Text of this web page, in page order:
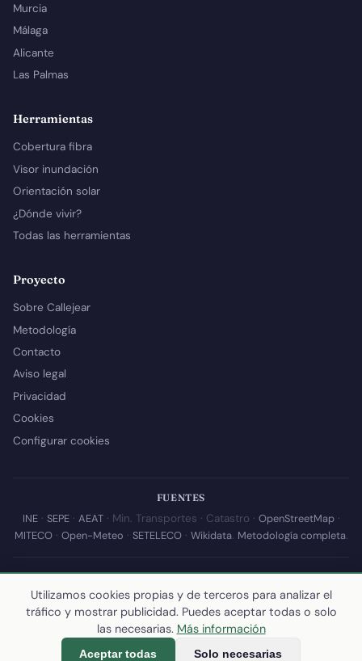
Murcia
Málaga
Alicante
Las Palmas
Herramientas
Cobertura fibra
Visor inundación
Orientación solar
¿Dónde vivir?
Todas las herramientas
Proyecto
Sobre Callejear
Metodología
Contacto
Aviso legal
Privacidad
Cookies
Configurar cookies
FUENTES
INE· SEPE· AEAT· Min. Transportes · Catastro · OpenStreetMap·
MITECO· Open-Meteo · SETELECO· Wikidata. Metodología completa.
© 2026 Callejear.com — Directorio municipal de España con datos
abiertos. Desarrollado y mantenido porYoel Castaño.
Última actualización de esta página:10 de julio de 2026
calculamos los datos
Utilizamos cookies propias y de terceros para analizar el
tráfico y mostrar publicidad. Puedes aceptar todas o solo
las necesarias. Más información
Aceptar todas Solo necesarias